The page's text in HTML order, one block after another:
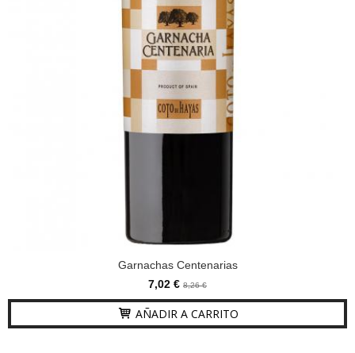
Garnachas Centenarias
7,02 € 8,26 €
AÑADIR A CARRITO